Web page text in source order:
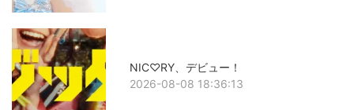
NIC♡RY、デビュー！
2026-08-08 18:36:13